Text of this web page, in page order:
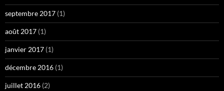
septembre 2017 (1)
août 2017 (1)
janvier 2017 (1)
décembre 2016 (1)
juillet 2016 (2)